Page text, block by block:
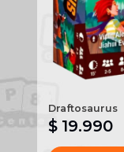
Draftosaurus
$ 19.990